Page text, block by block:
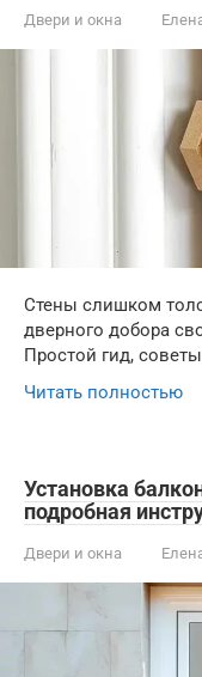
Двери и окна
Стены слишком
дверного добора
Простой гид,
Читать полностью
Установка
подробная
Двери и окна